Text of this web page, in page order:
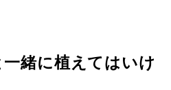
緒に植えてはいけ